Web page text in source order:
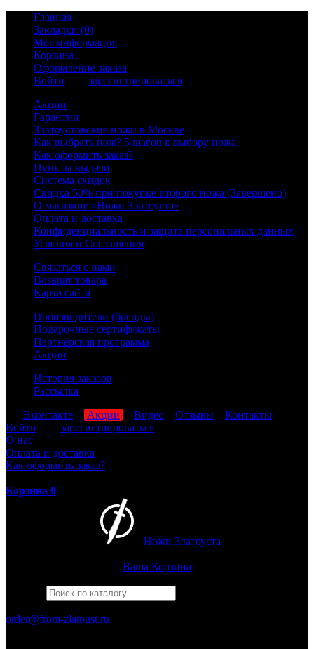
Главная
Закладки (0)
Моя информация
Корзина
Оформление заказа
Войти
зарегистрироваться
Акции
Гарантии
Златоустовские ножи в Москве
Как выбрать нож? 5 шагов к выбору ножа.
Как оформить заказ?
Пункты выдачи
Система скидок
Скидка 50% при покупке второго ножа (Завершено)
О магазине «Ножи Златоуста»
Оплата и доставка
Конфиденциальность и защита персональных данных
Условия и Соглашения
Связаться с нами
Возврат товара
Карта сайта
Производители (бренды)
Подарочные сертификаты
Партнёрская программа
Акции
История заказов
Рассылка
Вконтакте Акции Видео Отзывы
Контакты
Войти
зарегистрироваться
О нас
Оплата и доставка
Как оформить заказ?
Корзина 0
Ножи Златоуста
Ваша Корзина
order@from-zlatoust.ru